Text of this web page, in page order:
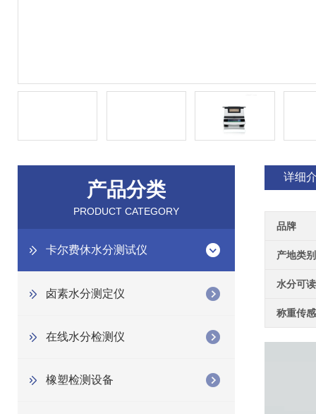
产品分类
PRODUCT CATEGORY
卡尔费休水分测试仪
卤素水分测定仪
在线水分检测仪
橡塑检测设备
详细
品牌
产地类别
水分可
称重传